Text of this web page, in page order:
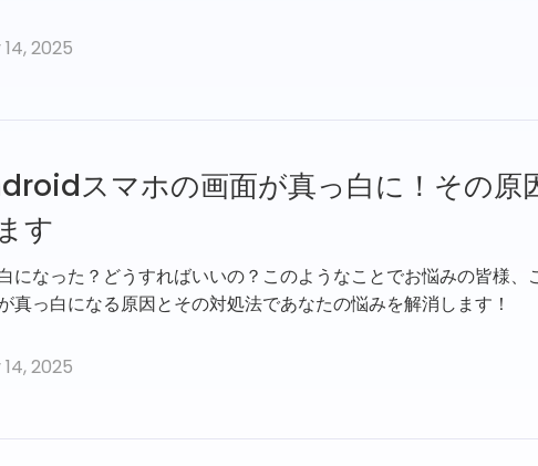
2025
スマホの画面が真っ白に！その原
す
になった？どうすればいいの？このようなことでお悩みの皆様、
真っ白になる原因とその対処法であなたの悩みを解消します！
2025